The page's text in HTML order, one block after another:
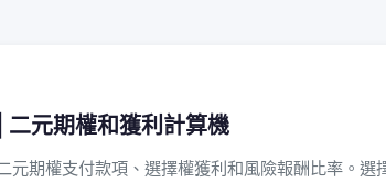
元期權和獲利計算機
元期權支付款項、選擇權獲利和風險報酬比率。選